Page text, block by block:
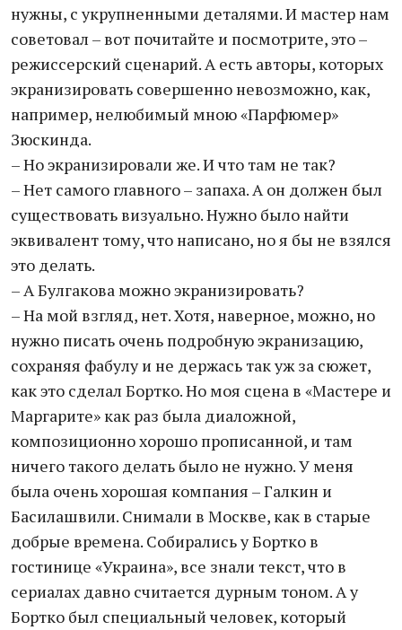
нужны, с укрупненными деталями. И мастер нам
советовал – вот почитайте и посмотрите, это –
режиссерский сценарий. А есть авторы, которых
экранизировать совершенно невозможно, как,
например, нелюбимый мною «Парфюмер»
Зюскинда.
– Но экранизировали же. И что там не так?
– Нет самого главного – запаха. А он должен был
существовать визуально. Нужно было найти
эквивалент тому, что написано, но я бы не взялся
это делать.
– А Булгакова можно экранизировать?
– На мой взгляд, нет. Хотя, наверное, можно, но
нужно писать очень подробную экранизацию,
сохраняя фабулу и не держась так уж за сюжет,
как это сделал Бортко. Но моя сцена в «Мастере и
Маргарите» как раз была диаложной,
композиционно хорошо прописанной, и там
ничего такого делать было не нужно. У меня
была очень хорошая компания – Галкин и
Басилашвили. Снимали в Москве, как в старые
добрые времена. Собирались у Бортко в
гостинице «Украина», все знали текст, что в
сериалах давно считается дурным тоном. А у
Бортко был специальный человек, который